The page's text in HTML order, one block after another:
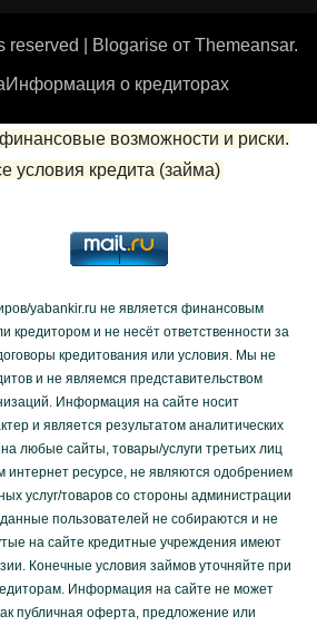
reserved Blogariseот Themeansar.
Информация о кредиторах
возможности и риски.
условия кредита (займа)
yabankir.ru не является финансовым
кредитором и не несёт ответственности за
кредитования или условия. Мы не
и не являемся представительством
Информация на сайте носит
и является результатом аналитических
любые сайты, товары/услуги третьих лиц
ресурсе, не являются одобрением
услуг/товаров со стороны администрации
пользователей не собираются и не
на сайте кредитные учреждения имеют
Конечные условия займов уточняйте при
Информация на сайте не может
публичная оферта, предложение или